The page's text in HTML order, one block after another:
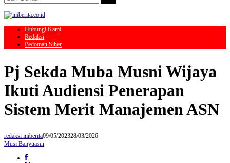
Hubungi Kami
Redaksi
Pedoman Siber
Pj Sekda Muba Musni Wijaya
Ikuti Audiensi Penerapan
Sistem Merit Manajemen ASN
redaksi iniberita09/05/202328/03/2026
Musi Banyuasin